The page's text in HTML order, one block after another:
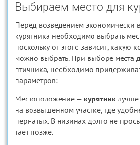
Выбираем место для
Перед возведением экономически
курятника необходимо выбрать
поскольку от этого зависит, какую
можно выбрать. При выборе места
птичника, необходимо
параметров:
Местоположение — курятник лучше
на возвышенном участке, где
пернатых. В низинах долго не
тает позже.